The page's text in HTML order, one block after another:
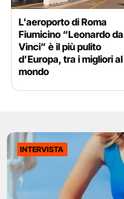
L’aeroporto di Roma
Fiumicino “Leonardo da
Vinci” è il più pulito
d’Europa, tra i migliori al
mondo
INTERVISTA